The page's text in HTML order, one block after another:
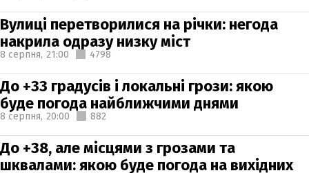
Вулиці перетворилися на річки: негода
накрила одразу низку міст
8 серпня, 21:00 4798
До +33 градусів і локальні грози: якою
буде погода найближчими днями
8 серпня, 20:00 882
До +38, але місцями з грозами та
шквалами: якою буде погода на вихідних